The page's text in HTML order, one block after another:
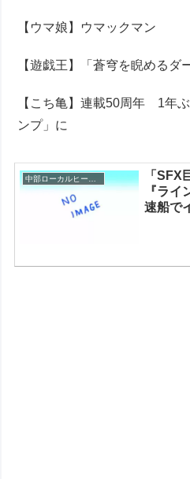
【ウマ娘】ウマックマン
【遊戯王】「蒼穹を睨めるダ
【こち亀】連載50周年 1年
ンプ」に
中部ローカルヒーロー
「SFX
『ライ
速船で